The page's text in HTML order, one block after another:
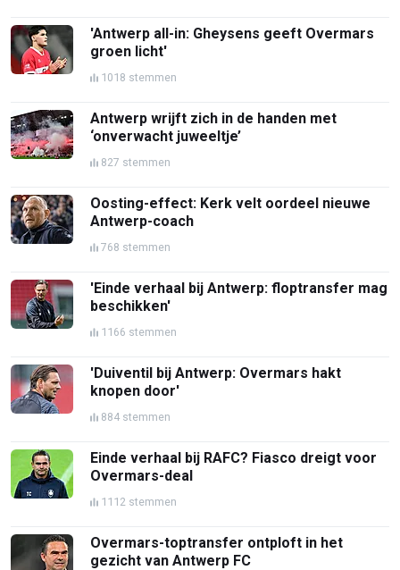
'Antwerp all-in: Gheysens geeft Overmars
groen licht'
1018 stemmen
Antwerp wrijft zich in de handen met
‘onverwacht juweeltje’
827 stemmen
Oosting-effect: Kerk velt oordeel nieuwe
Antwerp-coach
768 stemmen
'Einde verhaal bij Antwerp: floptransfer mag
beschikken'
1166 stemmen
'Duiventil bij Antwerp: Overmars hakt
knopen door'
884 stemmen
Einde verhaal bij RAFC? Fiasco dreigt voor
Overmars-deal
1112 stemmen
Overmars-toptransfer ontploft in het
gezicht van Antwerp FC